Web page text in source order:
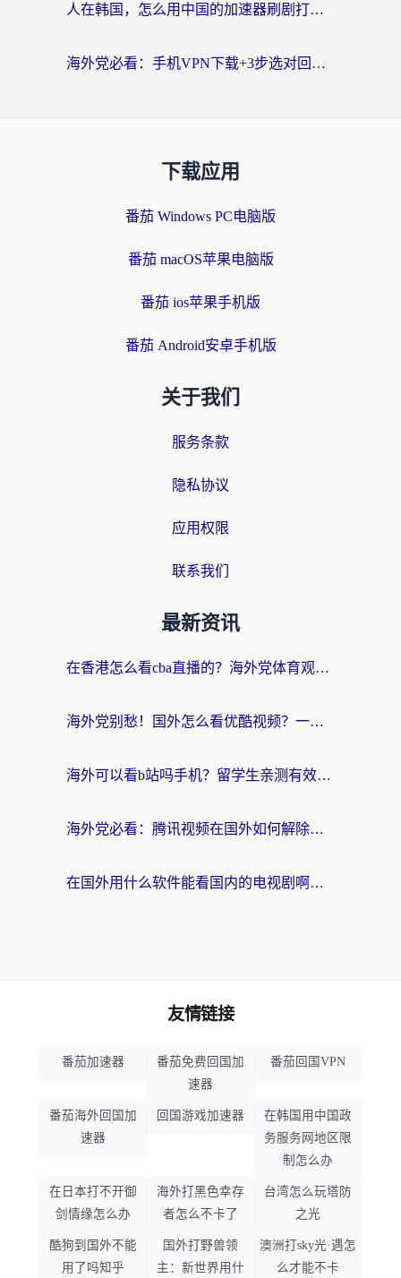
人在韩国，怎么用中国的加速器刷剧打游戏？这份真实体验指南给你答案
海外党必看：手机VPN下载+3步选对回国加速器，无缝刷国内资源不再愁
下载应用
番茄 Windows PC电脑版
番茄 macOS苹果电脑版
番茄 ios苹果手机版
番茄 Android安卓手机版
关于我们
服务条款
隐私协议
应用权限
联系我们
最新资讯
在香港怎么看cba直播的？海外党体育观赛终极指南：告别版权限制，畅享中文解说
海外党别愁！国外怎么看优酷视频？一招解决追剧、看直播难题
海外可以看b站吗手机？留学生亲测有效的回国加速指南
海外党必看：腾讯视频在国外如何解除地域限制？附优酷咪咕使用指南
在国外用什么软件能看国内的电视剧啊？留学生亲测有效的回国加速方案
友情链接
番茄加速器
番茄免费回国加
速器
番茄回国VPN
番茄海外回国加
速器
回国游戏加速器
在韩国用中国政
务服务网地区限
制怎么办
在日本打不开御
剑情缘怎么办
海外打黑色幸存
者怎么不卡了
台湾怎么玩塔防
之光
酷狗到国外不能
用了吗知乎
国外打野兽领
主：新世界用什
澳洲打sky光·遇怎
么才能不卡